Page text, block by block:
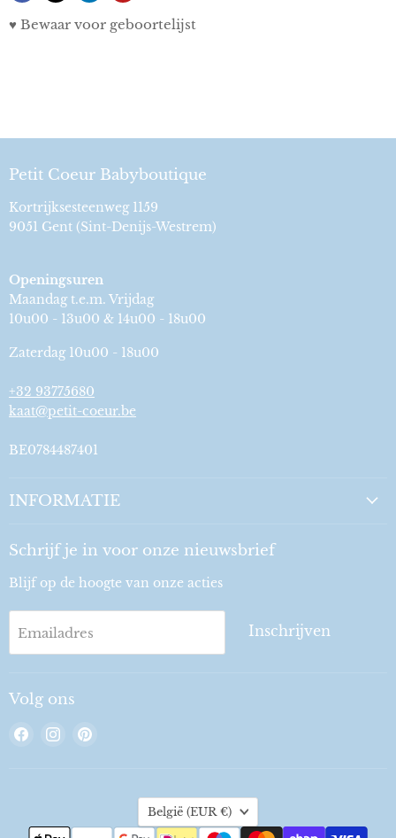
♥ Bewaar voor geboortelijst
Petit Coeur Babyboutique
Kortrijksesteenweg 1159
9051 Gent (Sint-Denijs-Westrem)
Openingsuren
Maandag t.e.m. Vrijdag
10u00 - 13u00 & 14u00 - 18u00
Zaterdag 10u00 - 18u00
+32 93775680
kaat@petit-coeur.be
BE0784487401
INFORMATIE
Schrijf je in voor onze nieuwsbrief
Blijf op de hoogte van onze acties
Emailadres Inschrijven
Volg ons
Vind
Vind
Land
België (EUR €)